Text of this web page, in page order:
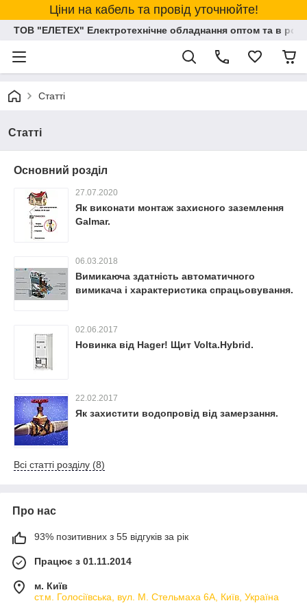
Ціни на кабель та провід уточнюйте!
ТОВ "ЕЛЕТЕХ" Електротехнічне обладнання оптом та в
Статті
Статті
Основний розділ
27.07.2020
Як виконати монтаж захисного заземлення
Galmar.
06.03.2018
Вимикаюча здатність автоматичного
вимикача і характеристика спрацьовування.
02.06.2017
Новинка від Hager! Щит Volta.Hybrid.
22.02.2017
Як захистити водопровід від замерзання.
Всі статті розділу (8)
Про нас
93% позитивних з 55 відгуків за рік
Працює з 01.11.2014
м. Київ
ст.м. Голосіївська, вул. М. Стельмаха 6А, Київ, Україна